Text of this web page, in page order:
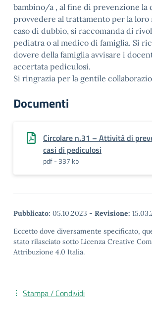
bambino/a , al fine di prevenzione la
provvedere al trattamento per la
caso di dubbio, si raccomanda di
pediatra o al medico di famiglia. Si
dovere della famiglia avvisare i
accertata pediculosi.
Si ringrazia per la gentile
Documenti
Circolare n.31 – Attività di
casi di pediculosi
pdf - 337 kb
Pubblicato: 05.10.2023 - Revisione:
Eccetto dove diversamente specificato,
stato rilasciato sotto Licenza Creative
Attribuzione 4.0 Italia.
Stampa / Condividi